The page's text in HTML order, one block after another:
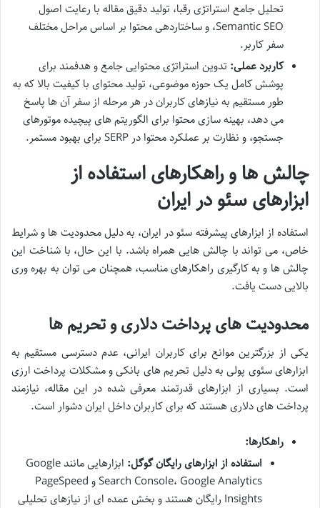
تحلیل جامع استراتژی رقبا، تولید دقیق مقاله با رعایت اصول
Semantic SEO، و ساختاردهی محتوا بر اساس مراحل مختلف
سفر کاربر.
کاربرد عملی: تدوین استراتژی محتوایی جامع و هدفمند برای
پوشش کامل یک حوزه موضوعی، تولید محتوای با کیفیت بالا که به
طور مستقیم به نیازهای کاربران در هر مرحله از سفر آن ها پاسخ
می دهد، بهینه سازی محتوا برای الگوریتم های پیچیده موتورهای
جستجو، و نظارت بر عملکرد محتوا در SERP برای بهبود مستمر.
چالش ها و راهکارهای استفاده از
ابزارهای سئو در ایران
استفاده از ابزارهای پیشرفته سئو در ایران، به دلیل محدودیت ها و شرایط
خاص، می تواند با چالش هایی همراه باشد. با این حال، با شناخت این
چالش ها و به کارگیری راهکارهای مناسب، همچنان می توان به بهره وری
بالایی دست یافت.
محدودیت های پرداخت دلاری و تحریم ها
یکی از بزرگترین موانع برای کاربران ایرانی، عدم دسترسی مستقیم به
ابزارهای سئوی پولی به دلیل تحریم های بانکی و مشکلات پرداخت ارزی
است. بسیاری از ابزارهای قدرتمند معرفی شده در این مقاله، نیازمند
پرداخت های دلاری هستند که برای کاربران داخل ایران دشوار است.
راهکارها:
استفاده از ابزارهای رایگان گوگل:
ابزارهایی مانند Google
Search Console، Google Analytics و PageSpeed
Insights رایگان هستند و بخش عمده ای از نیازهای تحلیلی